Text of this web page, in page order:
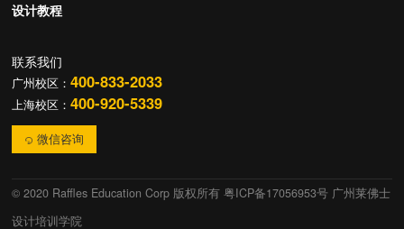
设计教程
联系我们
广州校区：400-833-2033
上海校区：400-920-5339
微信咨询
© 2020 Raffles Education Corp 版权所有粤ICP备17056953号 广州莱佛士
设计培训学院